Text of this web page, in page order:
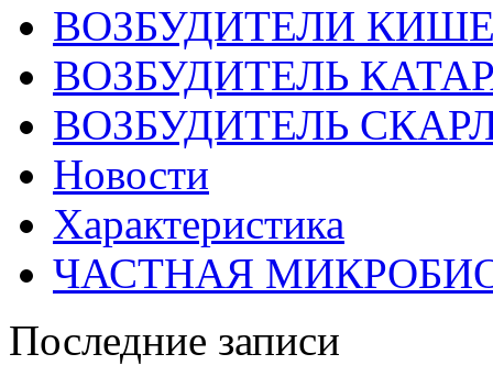
ВОЗБУДИТЕЛИ
ВОЗБУДИТЕЛЬ
ВОЗБУДИТЕЛЬ
Новости
Характеристика
ЧАСТНАЯ
Последние записи